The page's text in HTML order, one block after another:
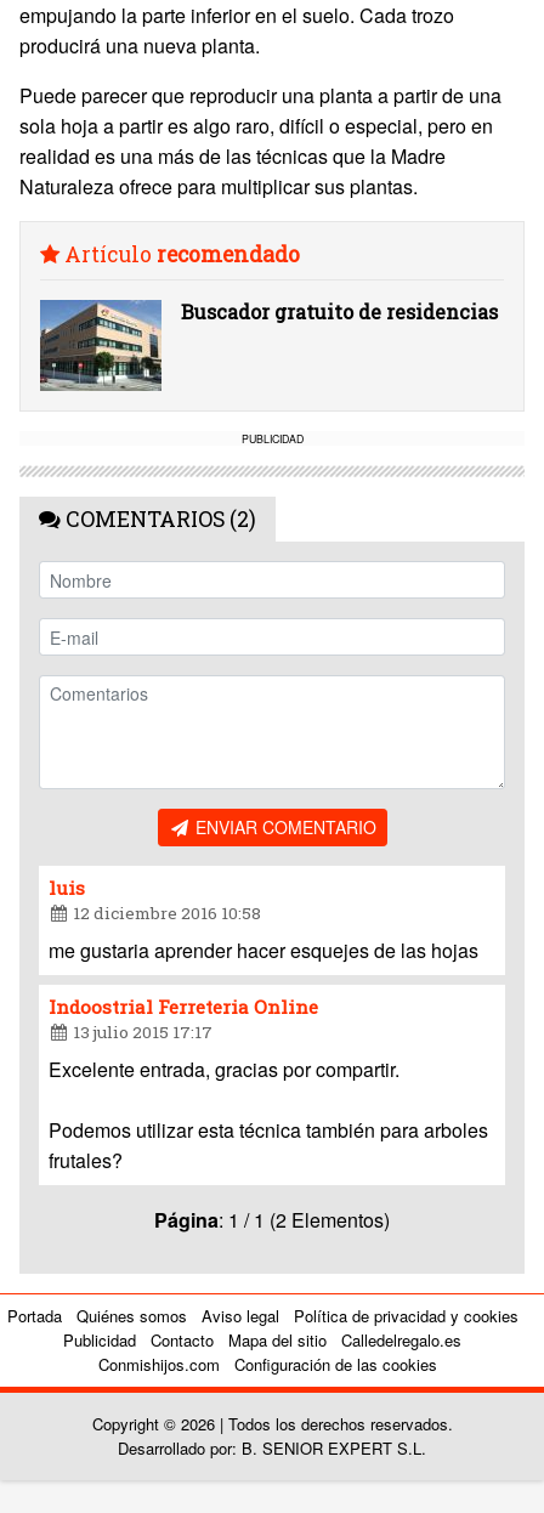
empujando la parte inferior en el suelo. Cada trozo
producirá una nueva planta.
Puede parecer que reproducir una planta a partir de una
sola hoja a partir es algo raro, difícil o especial, pero en
realidad es una más de las técnicas que la Madre
Naturaleza ofrece para multiplicar sus plantas.
Artículo recomendado
Buscador gratuito de residencias
PUBLICIDAD
COMENTARIOS (2)
ENVIAR COMENTARIO
luis
12 diciembre 2016 10:58
me gustaria aprender hacer esquejes de las hojas
Indoostrial Ferreteria Online
13 julio 2015 17:17
Excelente entrada, gracias por compartir.
Podemos utilizar esta técnica también para arboles
frutales?
Página: 1 / 1 (2 Elementos)
Portada Quiénes somos Aviso legal
Política de privacidad y cookies
Publicidad
Contacto Mapa del sitio
Calledelregalo.es
Conmishijos.com
Configuración de las cookies
Copyright © 2026 | Todos los derechos reservados.
Desarrollado por: B. SENIOR EXPERT S.L.